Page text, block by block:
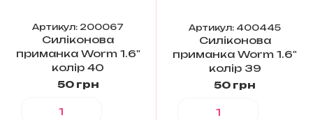
Артикул: 200067
Силіконова
приманка Worm 1.6"
колір 40
50 грн
Артикул: 400445
Силіконова
приманка Worm 1.6"
колір 39
50 грн